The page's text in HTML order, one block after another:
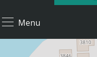
Menu